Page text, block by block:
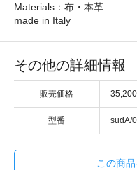
Materials：布・本革
made in Italy
その他の詳細情報
販売価格
型番 sudA/
この商